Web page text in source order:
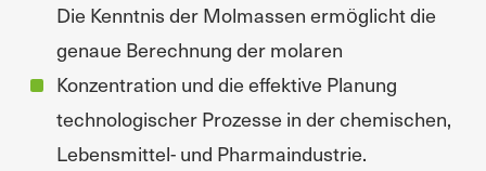
Die Kenntnis der Molmassen ermöglicht die
genaue Berechnung der molaren
Konzentration und die effektive Planung
technologischer Prozesse in der chemischen,
Lebensmittel- und Pharmaindustrie.